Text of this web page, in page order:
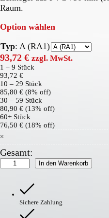
Raum.
Option wählen
Typ: A (RA1)
93,72 € zzgl. MwSt.
1 – 9 Stück
93,72 €
10 – 29 Stück
85,80 € (8% off)
30 – 59 Stück
80,90 € (13% off)
60+ Stück
76,50 € (18% off)
×
Gesamt:
MORION
Leitkegel
In den Warenkorb
Sichere Zahlung